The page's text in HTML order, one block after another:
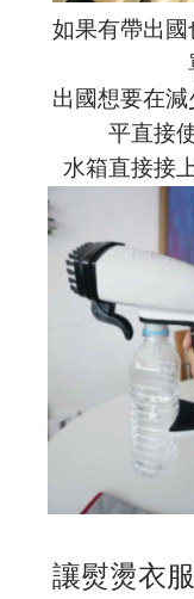
如果有帶出
出國想要在
平直接
水箱直接接
讓熨燙衣